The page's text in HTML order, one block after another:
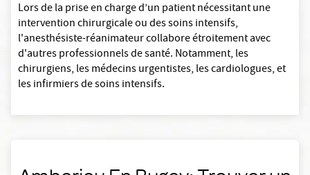
Lors de la prise en charge d’un patient nécessitant une
intervention chirurgicale ou des soins intensifs,
l'anesthésiste-réanimateur collabore étroitement avec
d'autres professionnels de santé. Notamment, les
chirurgiens, les médecins urgentistes, les cardiologues, et
les infirmiers de soins intensifs.